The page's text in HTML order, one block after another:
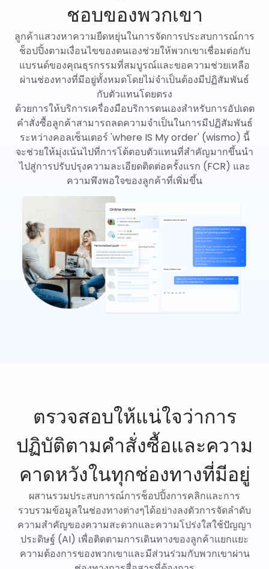
ชอบของพวกเขา
ลูกค้าแสวงหาความยืดหยุ่นในการจัดการประสบการณ์การ
ช็อปปิ้งตามเงื่อนไขของตนเองช่วยให้พวกเขาเชื่อมต่อกับ
แบรนด์ของคุณธุรกรรมที่สมบูรณ์และขอความช่วยเหลือ
ผ่านช่องทางที่มีอยู่ทั้งหมดโดยไม่จำเป็นต้องมีปฏิสัมพันธ์
กับตัวแทนโดยตรง
ด้วยการให้บริการเครื่องมือบริการตนเองสำหรับการอัปเดต
คำสั่งซื้อลูกค้าสามารถลดความจำเป็นในการมีปฏิสัมพันธ์
ระหว่างคอลเซ็นเตอร์ 'where IS My order' (wismo) นี้
จะช่วยให้มุ่งเน้นไปที่การโต้ตอบตัวแทนที่สำคัญมากขึ้นนำ
ไปสู่การปรับปรุงความละเอียดติดต่อครั้งแรก (FCR) และ
ความพึงพอใจของลูกค้าที่เพิ่มขึ้น
ตรวจสอบให้แน่ใจว่าการ
ปฏิบัติตามคำสั่งซื้อและความ
คาดหวังในทุกช่องทางที่มีอยู่
ผสานรวมประสบการณ์การช็อปปิ้งการคลิกและการ
รวบรวมข้อมูลในช่องทางต่างๆได้อย่างลงตัวการจัดลำดับ
ความสำคัญของความสะดวกและความโปร่งใสใช้ปัญญา
ประดิษฐ์ (AI) เพื่อติดตามการเดินทางของลูกค้าแยกแยะ
ความต้องการของพวกเขาและมีส่วนร่วมกับพวกเขาผ่าน